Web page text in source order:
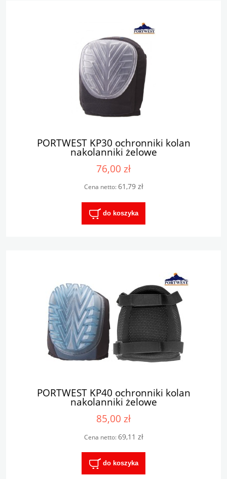
PORTWEST KP30 ochronniki kolan
nakolanniki żelowe
76,00 zł
Cena netto:61,79 zł
do koszyka
PORTWEST KP40 ochronniki kolan
nakolanniki żelowe
85,00 zł
Cena netto:69,11 zł
do koszyka